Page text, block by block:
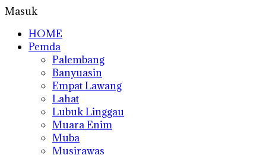
Masuk
HOME
Pemda
Palembang
Banyuasin
Empat Lawang
Lahat
Lubuk Linggau
Muara Enim
Muba
Musirawas